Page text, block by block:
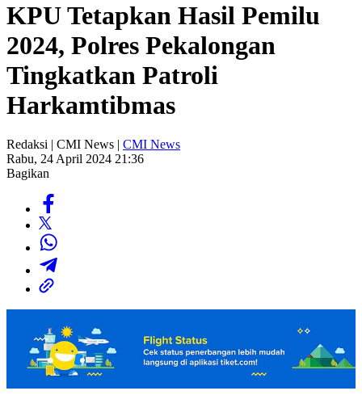
KPU Tetapkan Hasil Pemilu
2024, Polres Pekalongan
Tingkatkan Patroli
Harkamtibmas
Redaksi | CMI News | CMI News
Rabu, 24 April 2024 21:36
Bagikan